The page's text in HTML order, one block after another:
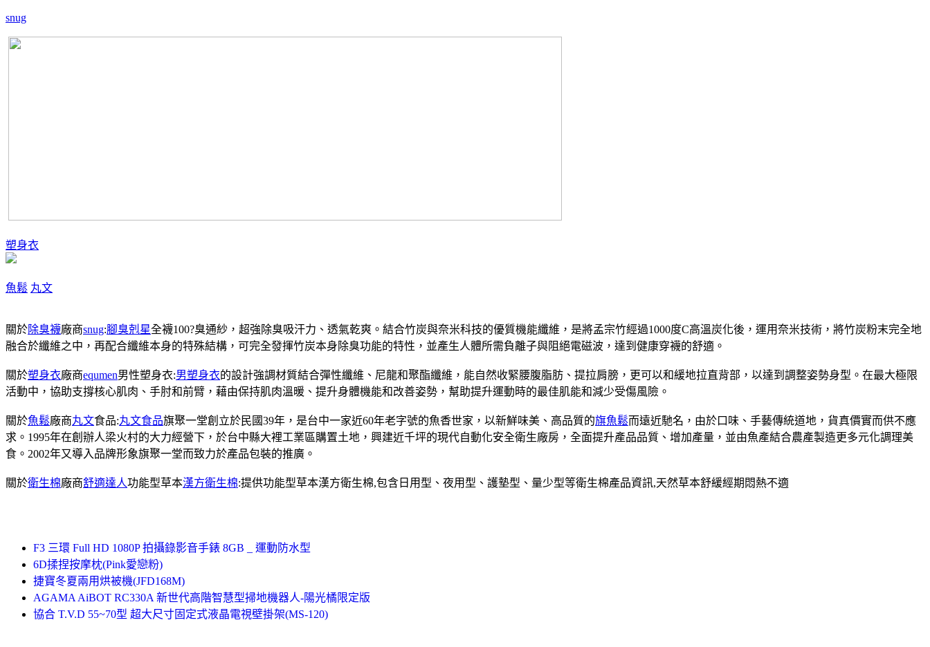
snug
塑身衣
魚鬆 丸文
關於除臭襪廠商snug:腳臭剋星全襪100?臭通紗，超強除臭吸汗力、透氣乾爽。結合竹炭與奈米科技的優質機能纖維，是將孟宗竹經過1000度C高溫炭化後，運用奈米技術，將竹炭粉末完全地
融合於纖維之中，再配合纖維本身的特殊結構，可完全發揮竹炭本身除臭功能的特性，並產生人體所需負離子與阻絕電磁波，達到健康穿襪的舒適。
關於塑身衣廠商equmen男性塑身衣:男塑身衣的設計強調材質結合彈性纖維、尼龍和聚酯纖維，能自然收緊腰腹脂肪、提拉肩膀，更可以和緩地拉直背部，以達到調整姿勢身型。在最大極限
活動中，協助支撐核心肌肉、手肘和前臂，藉由保持肌肉溫暖、提升身體機能和改善姿勢，幫助提升運動時的最佳肌能和減少受傷風險。
關於魚鬆廠商丸文食品:丸文食品旗聚一堂創立於民國39年，是台中一家近60年老字號的魚香世家，以新鮮味美、高品質的旗魚鬆而遠近馳名，由於口味、手藝傳統道地，貨真價實而供不應
求。1995年在創辦人梁火村的大力經營下，於台中縣大裡工業區購置土地，興建近千坪的現代自動化安全衛生廠房，全面提升產品品質、增加產量，並由魚產結合農產製造更多元化調理美
食。2002年又導入品牌形象旗聚一堂而致力於產品包裝的推廣。
關於衛生棉廠商舒適達人功能型草本漢方衛生棉:提供功能型草本漢方衛生棉,包含日用型、夜用型、護墊型、量少型等衛生棉產品資訊,天然草本舒緩經期悶熱不適
F3 三環 Full HD 1080P 拍攝錄影音手錶 8GB _ 運動防水型
6D揉捏按摩枕(Pink愛戀粉)
捷寶冬夏兩用烘被機(JFD168M)
AGAMA AiBOT RC330A 新世代高階智慧型掃地機器人-陽光橘限定版
協合 T.V.D 55~70型 超大尺寸固定式液晶電視壁掛架(MS-120)